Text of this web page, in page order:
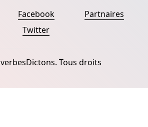
Facebook
Twitter
Partnaires
Tous droits